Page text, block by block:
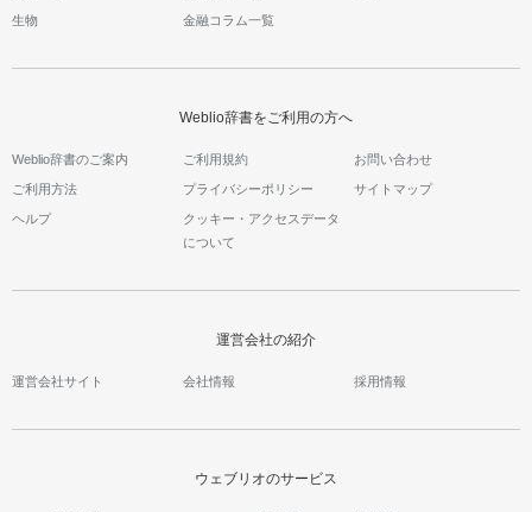
生物 金融コラム一覧
Weblio辞書をご利用の方へ
Weblio辞書のご案内 ご利用規約 お問い合わせ
ご利用方法 プライバシーポリシー サイトマップ
ヘルプ
クッキー・アクセスデータ
について
運営会社の紹介
運営会社サイト 会社情報 採用情報
ウェブリオのサービス